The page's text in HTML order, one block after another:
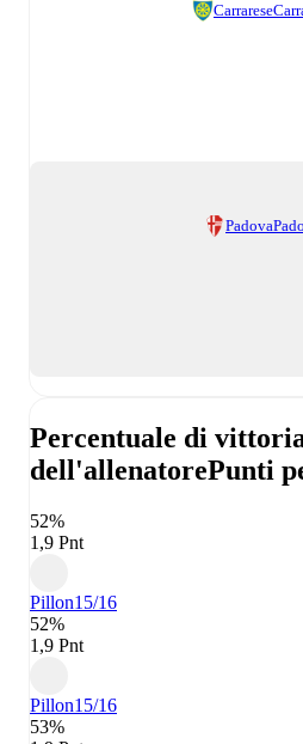
Carrarese
Padova
Percentuale di
dell'allenatorePunti
52%
1,9 Pnt
Pillon15/16
52%
1,9 Pnt
Pillon15/16
53%